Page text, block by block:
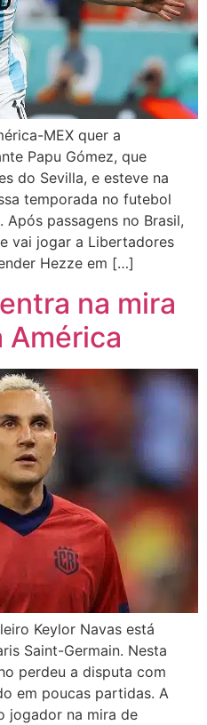
MEX quer a
Papu Gómez, que
do Sevilla, e esteve na
temporada no futebol
passagens no Brasil,
vai jogar a Libertadores
Hezze em […]
na mira
América
Keylor Navas está
Saint-Germain. Nesta
perdeu a disputa com
em poucas partidas. A
jogador na mira de